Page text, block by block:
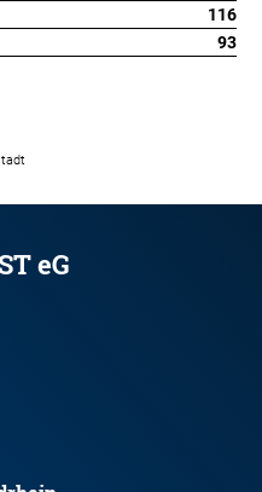
116
93
eG